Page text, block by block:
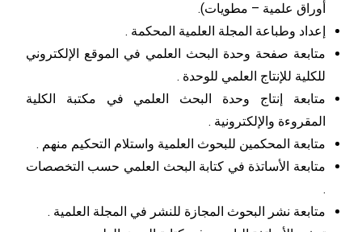
أوراق علمية – مطويات).
إعداد وطباعة المجلة العلمية المحكمة .
متابعة صفحة وحدة البحث العلمي في الموقع الإلكتروني
للكلية للإنتاج العلمي للوحدة .
متابعة إنتاج وحدة البحث العلمي في مكتبة الكلية
المقروءة والإلكترونية .
متابعة المحكمين للبحوث العلمية واستلام التحكيم منهم .
متابعة الأساتذة في كتابة البحث العلمي حسب التخصصات
.
متابعة نشر البحوث المجازة للنشر في المجلة العلمية .